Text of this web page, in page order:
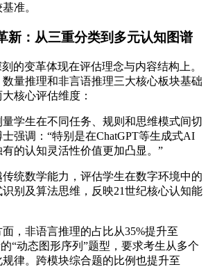
准。
新：从三重分类到多元认知图谱
的变革体现在评估理念与内容结构上。
量推理和非言语推理三大核心板块基础
核心评估维度：
量学生在不同任务、规则和思维模式间切
强调：“特别是在ChatGPT等生成式AI
的认知灵活性价值更加凸显。”
传统数学能力，评估学生在数字环境中的
别及算法思维，反映21世纪核心认知能
，非语言推理的占比从35%提升至
“动态图形序列”题型，要求考生从多个
律。跨模块综合题的比例也提升至